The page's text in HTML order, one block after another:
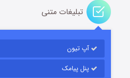
تبلیغات متنی
آپ تیون
پنل پیامک